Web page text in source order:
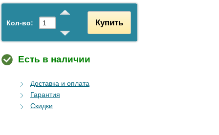
Кол-во: Купить
Есть в наличии
Доставка и оплата
Гарантия
Скидки